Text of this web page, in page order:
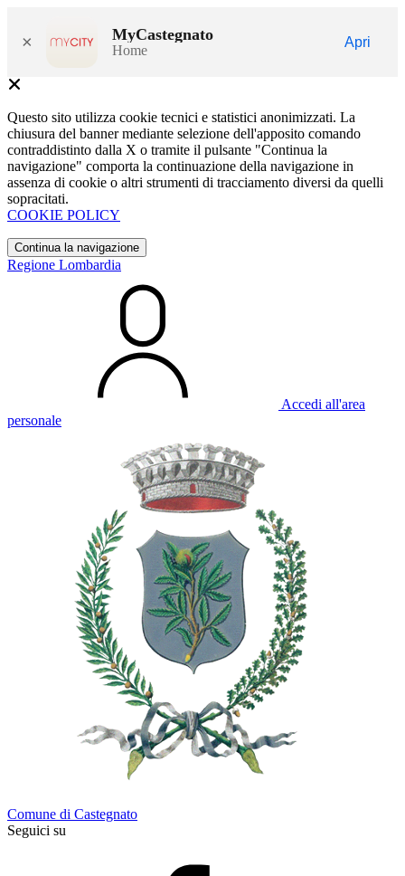
× MyCastegnato
Home
Apri
Questo sito utilizza cookie tecnici e statistici anonimizzati. La
chiusura del banner mediante selezione dell'apposito comando
contraddistinto dalla X o tramite il pulsante "Continua la
navigazione" comporta la continuazione della navigazione in
assenza di cookie o altri strumenti di tracciamento diversi da quelli
sopracitati.
COOKIE POLICY
Continua la navigazione
Regione Lombardia
Accedi all'area
personale
Comune di Castegnato
Seguici su